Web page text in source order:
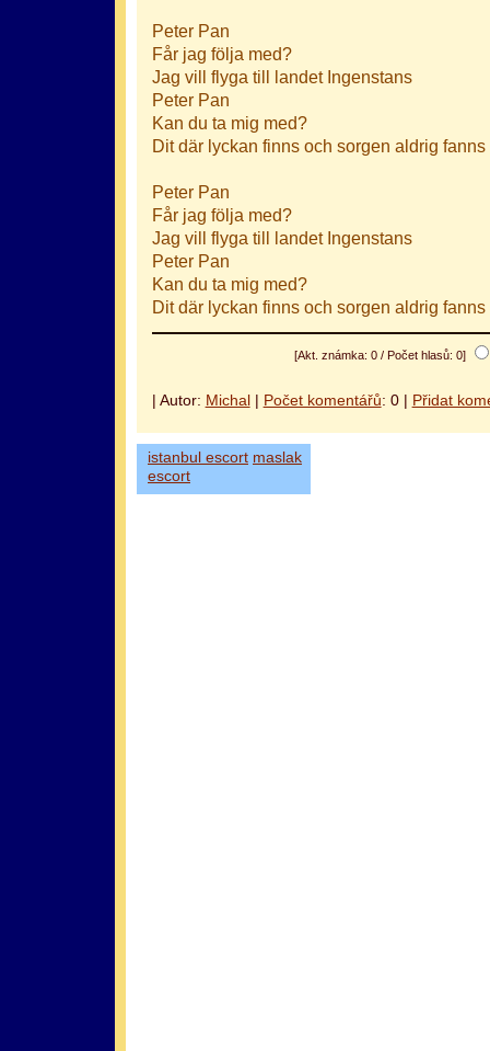
Peter Pan
Får jag följa med?
Jag vill flyga till landet Ingenstans
Peter Pan
Kan du ta mig med?
Dit där lyckan finns och sorgen aldrig fanns
Peter Pan
Får jag följa med?
Jag vill flyga till landet Ingenstans
Peter Pan
Kan du ta mig med?
Dit där lyckan finns och sorgen aldrig fanns
[Akt. známka: 0 / Počet hlasů: 0]
| Autor: Michal| Počet komentářů: 0 | Přidat
istanbul escort maslak
escort